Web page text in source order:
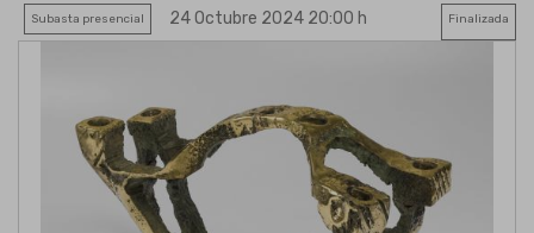
Subasta presencial 24 Octubre 2024 20:00 h Finalizada